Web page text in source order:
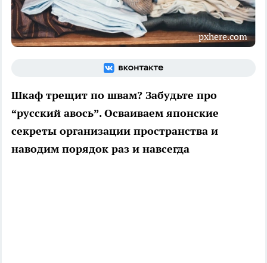
pxhere.com
Шкаф трещит по швам? Забудьте про
“русский авось”. Осваиваем японские
секреты организации пространства и
наводим порядок раз и навсегда